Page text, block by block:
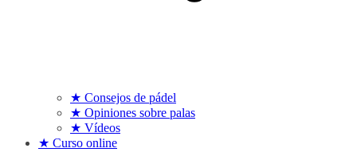
★ Consejos de pádel
★ Opiniones sobre palas
★ Vídeos
★ Curso online